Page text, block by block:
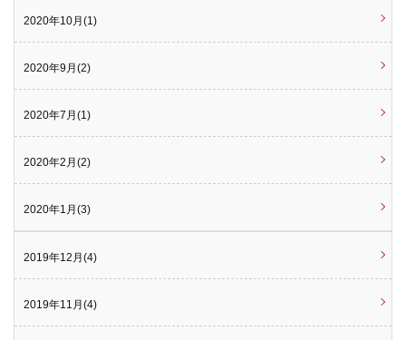
2020年10月(1)
2020年9月(2)
2020年7月(1)
2020年2月(2)
2020年1月(3)
2019年12月(4)
2019年11月(4)